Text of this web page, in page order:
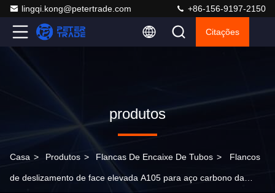
lingqi.kong@petertrade.com +86-156-9197-2150
Citações
produtos
Casa > Produtos > Flancas De Encaixe De Tubos > Flancos
de deslizamento de face elevada A105 para aço carbono da